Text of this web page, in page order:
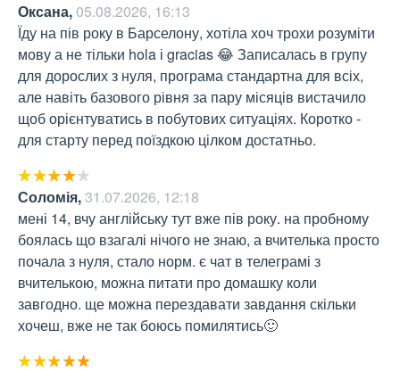
Оксана,05.08.2026, 16:13
Їду на пів року в Барселону, хотіла хоч трохи розуміти
мову а не тільки hola і gracias 😂 Записалась в групу
для дорослих з нуля, програма стандартна для всіх,
але навіть базового рівня за пару місяців вистачило
щоб орієнтуватись в побутових ситуаціях. Коротко -
для старту перед поїздкою цілком достатньо.
Соломія,31.07.2026, 12:18
мені 14, вчу англійську тут вже пів року. на пробному
боялась що взагалі нічого не знаю, а вчителька просто
почала з нуля, стало норм. є чат в телеграмі з
вчителькою, можна питати про домашку коли
завгодно. ще можна перездавати завдання скільки
хочеш, вже не так боюсь помилятись🙂